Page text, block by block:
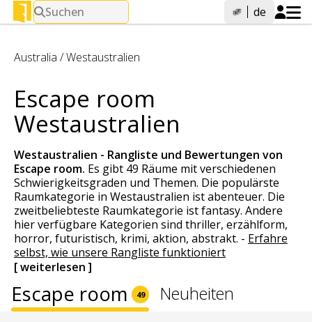
Suchen de
Australia /Westaustralien
Escape room
Westaustralien
Westaustralien - Rangliste und Bewertungen von
Escape room. Es gibt 49 Räume mit verschiedenen
Schwierigkeitsgraden und Themen. Die populärste
Raumkategorie in Westaustralien ist abenteuer. Die
zweitbeliebteste Raumkategorie ist fantasy. Andere
hier verfügbare Kategorien sind thriller, erzählform,
horror, futuristisch, krimi, aktion, abstrakt. - Erfahre
selbst, wie unsere Rangliste funktioniert
[ weiterlesen ]
Escape room 49 Neuheiten